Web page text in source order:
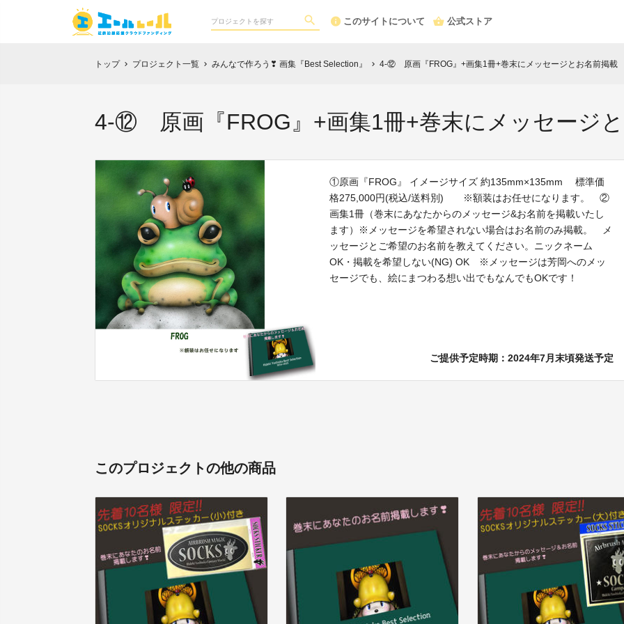
このサイトについて 公式ストア
トップ chevron_right プロジェクト一覧 chevron_right みんなで作ろう❣ 画集『Best Selection』 chevron_right 4-⑫ 原画『FROG』+画集1冊+巻末にメッセージとお名前掲載
4-⑫ 原画『FROG』+画集1冊+巻末にメッセージ
①原画『FROG』 イメージサイズ 約135mm×135mm 標準価
格275,000円(税込/送料別) ※額装はお任せになります。 ②
画集1冊（巻末にあなたからのメッセージ&お名前を掲載いたし
ます）※メッセージを希望されない場合はお名前のみ掲載。 メ
ッセージとご希望のお名前を教えてください。ニックネーム
OK・掲載を希望しない(NG) OK ※メッセージは芳岡へのメッ
セージでも、絵にまつわる想い出でもなんでもOKです！
ご提供予定時期：2024年7月末頃発送予定
このプロジェクトの他の商品